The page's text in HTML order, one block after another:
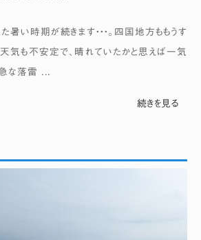
た暑い時期が続きます・・・。四国地方ももうす
天気も不安定で、晴れていたかと思えば一気
急な落雷 ...
続きを見る